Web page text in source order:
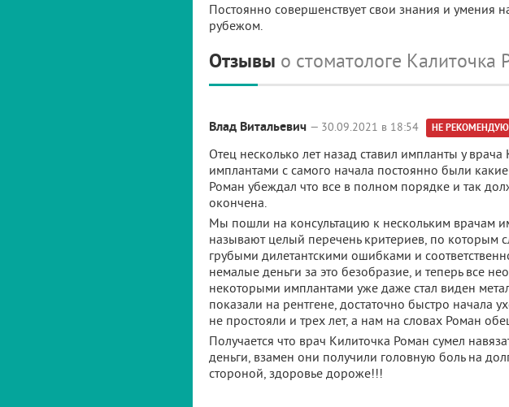
Постоянно совершенствует свои знания и умения
рубежом.
Отзывы о стоматологе Калиточка
Влад Витальевич — 30.09.2021 в 18:54 НЕ РЕКОМЕНДУЮ
Отец несколько лет назад ставил импланты у
имплантами с самого начала постоянно были
Роман убеждал что все в полном порядке и так
окончена.
Мы пошли на консультацию к нескольким врачам
называют целый перечень критериев, по которым
грубыми дилетантскими ошибками и
немалые деньги за это безобразие, и теперь все
некоторыми имплантами уже даже стал виден
показали на рентгене, достаточно быстро начала
не простояли и трех лет, а нам на словах Роман
Получается что врач Килиточка Роман сумел
деньги, взамен они получили головную боль на
стороной, здоровье дороже!!!